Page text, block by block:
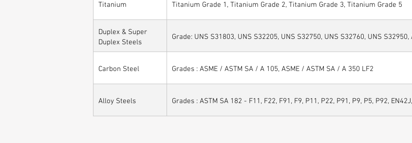
Titanium Titanium Grade 1, Titanium Grade 2, Titanium Grade 3, Titanium Grade 5
Duplex & Super
Duplex Steels
Grade: UNS S31803, UNS S32205, UNS S32750, UNS S32760, UNS
Carbon Steel Grades : ASME / ASTM SA / A 105, ASME / ASTM SA / A 350 LF2
Alloy Steels Grades : ASTM SA 182 - F11, F22, F91, F9, P11, P22, P91, P9, P5, P92,